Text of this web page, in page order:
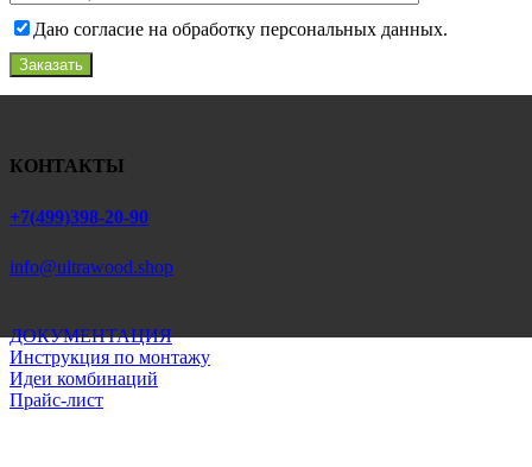
Даю согласие на обработку персональных данных.
Заказать
КОНТАКТЫ
+7(499)398-20-90
info@ultrawood.shop
ДОКУМЕНТАЦИЯ
Инструкция по монтажу
Идеи комбинаций
Прайс-лист